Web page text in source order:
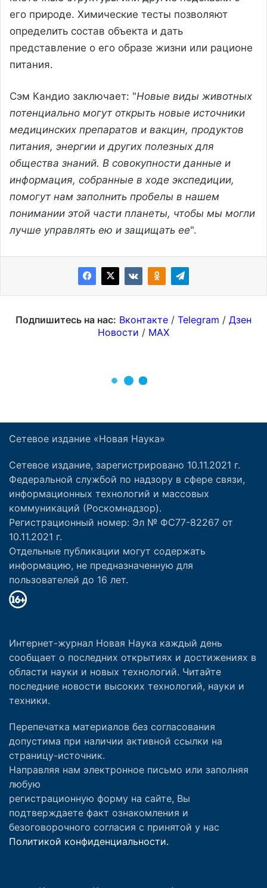
Сетевое издание «Новая Наука»
Сетевое издание, зарегистрировано 10.11.2021 г.
Федеральной службой по надзору в сфере связи,
информационных технологий и массовых
коммуникаций (Роскомнадзор).
Регистрационный номер: Эл № ФС77-82267 от
10.11.2021 г.
Отдельные публикации могут содержать
информацию, не предназначенную для
пользователей до 16 лет.
Интернет-журнал Новая Наука каждый день
сообщает о последних открытиях и достижениях в
области науки и новых технологий. Читайте
последние новости высоких технологий, науки и
техники.
Перепечатка материалов без согласования
допустима при наличии активной ссылки на
страницу-источник.
Направляя нам электронное письмо или заполняя
любую
регистрационную форму на сайте, Вы
подтверждаете факт ознакомления и
безоговорочного согласия с принятой у нас
Политикой конфиденциальности.